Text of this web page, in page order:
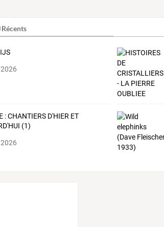
Récents
: CHANTIERS D'HIER ET
(1)